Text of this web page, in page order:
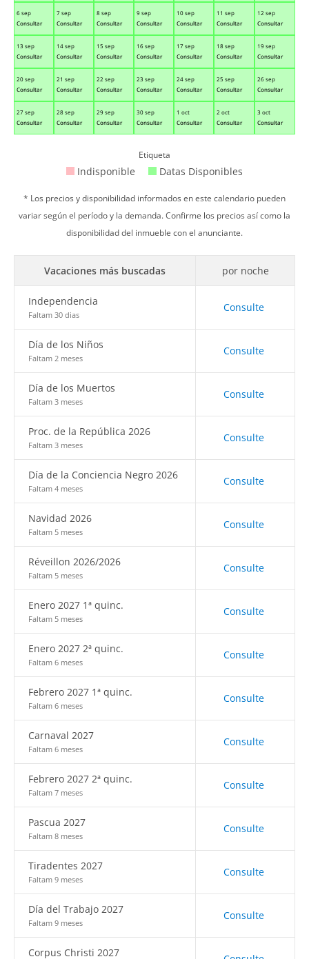
6 sep
Consultar
7 sep
Consultar
8 sep
Consultar
9 sep
Consultar
10 sep
Consultar
11 sep
Consultar
12 sep
Consultar
13 sep
Consultar
14 sep
Consultar
15 sep
Consultar
16 sep
Consultar
17 sep
Consultar
18 sep
Consultar
19 sep
Consultar
20 sep
Consultar
21 sep
Consultar
22 sep
Consultar
23 sep
Consultar
24 sep
Consultar
25 sep
Consultar
26 sep
Consultar
27 sep
Consultar
28 sep
Consultar
29 sep
Consultar
30 sep
Consultar
1 oct
Consultar
2 oct
Consultar
3 oct
Consultar
Etiqueta
Indisponible Datas Disponibles
* Los precios y disponibilidad informados en este calendario pueden
variar según el período y la demanda. Confirme los precios así como la
disponibilidad del inmueble con el anunciante.
Vacaciones más buscadas por noche
Independencia
Faltam 30 dias
Consulte
Día de los Niños
Faltam 2 meses
Consulte
Día de los Muertos
Faltam 3 meses
Consulte
Proc. de la República 2026
Faltam 3 meses
Consulte
Día de la Conciencia Negro 2026
Faltam 4 meses
Consulte
Navidad 2026
Faltam 5 meses
Consulte
Réveillon 2026/2026
Faltam 5 meses
Consulte
Enero 2027 1ª quinc.
Faltam 5 meses
Consulte
Enero 2027 2ª quinc.
Faltam 6 meses
Consulte
Febrero 2027 1ª quinc.
Faltam 6 meses
Consulte
Carnaval 2027
Faltam 6 meses
Consulte
Febrero 2027 2ª quinc.
Faltam 7 meses
Consulte
Pascua 2027
Faltam 8 meses
Consulte
Tiradentes 2027
Faltam 9 meses
Consulte
Día del Trabajo 2027
Faltam 9 meses
Consulte
Corpus Christi 2027